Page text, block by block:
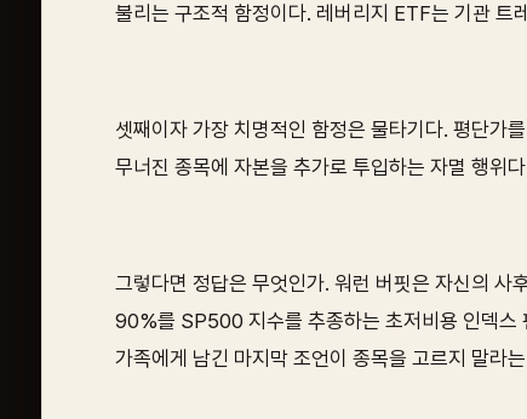
불리는 구조적 함정이다. 레버리지 ETF는 기관 트
셋째이자 가장 치명적인 함정은 물타기다. 평단가
무너진 종목에 자본을 추가로 투입하는 자멸 행위
그렇다면 정답은 무엇인가. 워런 버핏은 자신의 사
90%를 SP500 지수를 추종하는 초저비용 인덱스
가족에게 남긴 마지막 조언이 종목을 고르지 말라